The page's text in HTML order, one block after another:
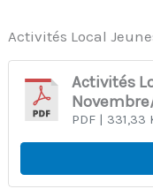
Activités Local
Activités
PDF| 331,33